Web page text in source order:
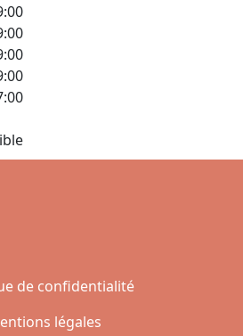
de confidentialité
légales